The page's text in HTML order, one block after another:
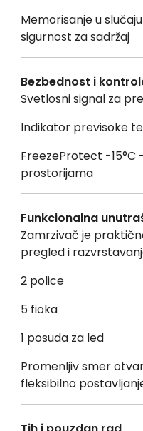
Memorisanje u
sigurnost za sadržaj
Bezbednost i
Svetlosni signal za
Indikator previsoke
FreezeProtect -15°C
prostorijama
Funkcionalna
Zamrzivač je
pregled i
2 police
5 fioka
1 posuda za led
Promenljiv smer
fleksibilno